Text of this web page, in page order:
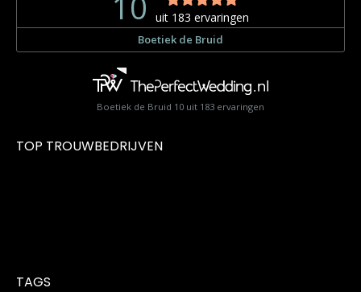
Boetiek de Bruid 10 uit 183 ervaringen
TOP TROUWBEDRIJVEN
TAGS